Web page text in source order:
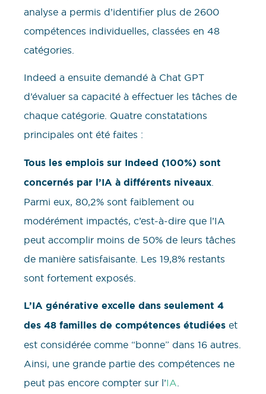
analyse a permis d’identifier plus de 2600
compétences individuelles, classées en 48
catégories.
Indeed a ensuite demandé à Chat GPT
d’évaluer sa capacité à effectuer les tâches de
chaque catégorie. Quatre constatations
principales ont été faites :
Tous les emplois sur Indeed (100%) sont
concernés par l’IA à différents niveaux
Parmi eux, 80,2% sont faiblement ou
modérément impactés, c’est-à-dire que l’IA
peut accomplir moins de 50% de leurs tâches
de manière satisfaisante. Les 19,8% restants
sont fortement exposés.
L’IA générative excelle dans seulement 4
des 48 familles de compétences étudiées et
est considérée comme “bonne” dans 16 autres.
Ainsi, une grande partie des compétences ne
peut pas encore compter sur l’IA.